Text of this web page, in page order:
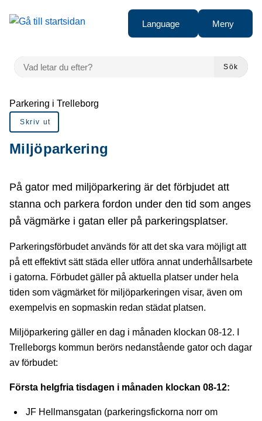
Gå till innehåll
till sidomeny
Language Meny
VAD LETAR DU EFTER?
Sök
Du är här:
Parkering i Trelleborg
Skriv ut
Miljöparkering
På gator med miljöparkering är det förbjudet att
stanna och parkera fordon under den tid som anges
på vägmärke i gatan eller på parkeringsplatser.
Parkeringsförbudet används för att det ska vara möjligt att
på ett effektivt sätt städa eller utföra annat underhållsarbete
i gatorna. Förbudet gäller på aktuella platser under hela
tiden som vägmärket för miljöparkeringen visar, även om
exempelvis en sopmaskin redan städat platsen.
Miljöparkering gäller en dag i månaden klockan 08-12. I
Trelleborgs kommun berörs nedanstående gator och dagar
av förbudet:
Första helgfria tisdagen i månaden klockan 08-12:
JF Hellmansgatan (parkeringsfickorna norr om